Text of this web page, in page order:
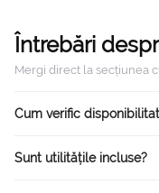
Întrebări
Mergi direct la secțiunea
Cum verific
Sunt utilitățile incluse?